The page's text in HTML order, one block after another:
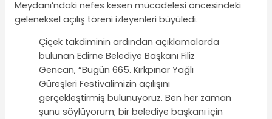
Meydanı’ndaki nefes kesen mücadelesi öncesindeki
geleneksel açılış töreni izleyenleri büyüledi.
Çiçek takdiminin ardından açıklamalarda
bulunan Edirne Belediye Başkanı Filiz
Gencan, “Bugün 665. Kırkpınar Yağlı
Güreşleri Festivalimizin açılışını
gerçekleştirmiş bulunuyoruz. Ben her zaman
şunu söylüyorum; bir belediye başkanı için